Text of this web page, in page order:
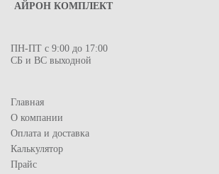
АЙРОН КОМПЛЕКТ
ПН-ПТ с 9:00 до 17:00
СБ и ВС выходной
Главная
О компании
Оплата и доставка
Калькулятор
Прайс